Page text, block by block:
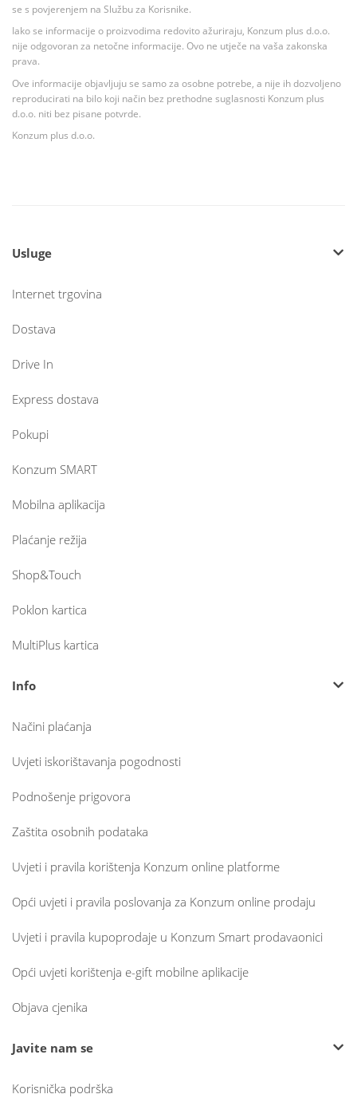
se s povjerenjem na Službu za Korisnike.
Iako se informacije o proizvodima redovito ažuriraju, Konzum plus d.o.o.
nije odgovoran za netočne informacije. Ovo ne utječe na vaša zakonska
prava.
Ove informacije objavljuju se samo za osobne potrebe, a nije ih dozvoljeno
reproducirati na bilo koji način bez prethodne suglasnosti Konzum plus
d.o.o. niti bez pisane potvrde.
Konzum plus d.o.o.
Usluge
Internet trgovina
Dostava
Drive In
Express dostava
Pokupi
Konzum SMART
Mobilna aplikacija
Plaćanje režija
Shop&Touch
Poklon kartica
MultiPlus kartica
Info
Načini plaćanja
Uvjeti iskorištavanja pogodnosti
Podnošenje prigovora
Zaštita osobnih podataka
Uvjeti i pravila korištenja Konzum online platforme
Opći uvjeti i pravila poslovanja za Konzum online prodaju
Uvjeti i pravila kupoprodaje u Konzum Smart prodavaonici
Opći uvjeti korištenja e-gift mobilne aplikacije
Objava cjenika
Javite nam se
Korisnička podrška